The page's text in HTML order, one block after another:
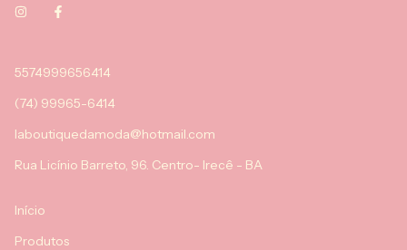
5574999656414
(74) 99965-6414
laboutiquedamoda@hotmail.com
Rua Licínio Barreto, 96. Centro- Irecê - BA
Início
Produtos